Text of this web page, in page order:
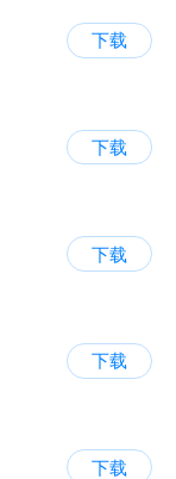
下载
下载
下载
下载
下载